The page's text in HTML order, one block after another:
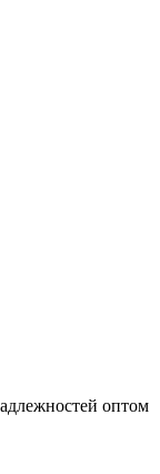
оптом